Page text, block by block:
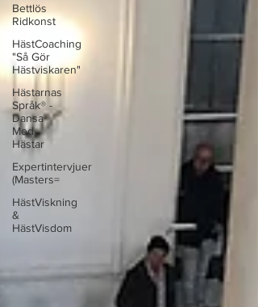
Bettlös
Ridkonst
HästCoaching
"Så Gör
Hästviskaren"
Hästarnas
Språk® -
Dansa
Med
Hästar
Expertintervjuer
(Masters=
HästViskning
&
HästVisdom